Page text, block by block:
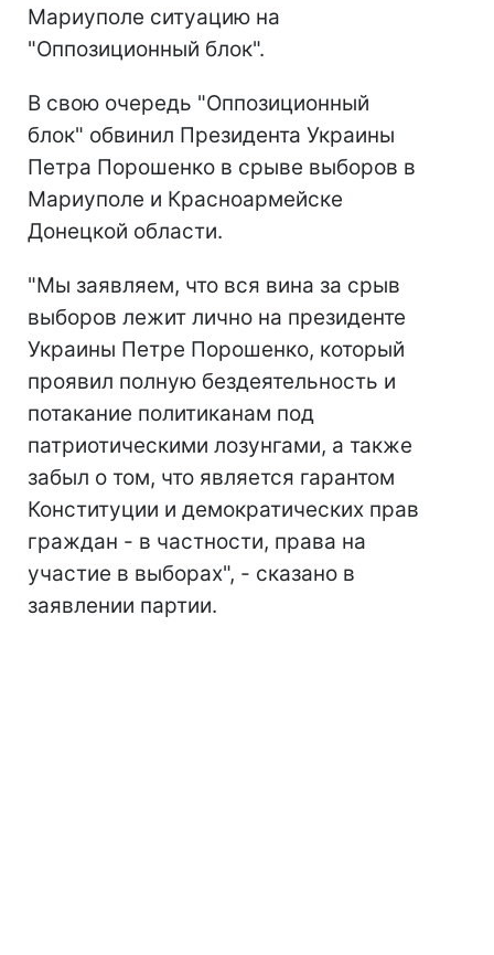
Мариуполе ситуацию на
"Оппозиционный блок".
В свою очередь "Оппозиционный
блок" обвинил Президента Украины
Петра Порошенко в срыве выборов в
Мариуполе и Красноармейске
Донецкой области.
"Мы заявляем, что вся вина за срыв
выборов лежит лично на президенте
Украины Петре Порошенко, который
проявил полную бездеятельность и
потакание политиканам под
патриотическими лозунгами, а также
забыл о том, что является гарантом
Конституции и демократических прав
граждан - в частности, права на
участие в выборах", - сказано в
заявлении партии.